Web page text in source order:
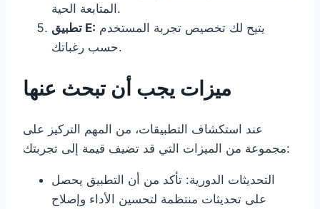
المتابعة الحية.
تطبيق E:
حسب رغباتك.
ميزات يجب أن تبحث عنها
عند استكشاف التطبيقات، من المهم التركيز على
مجموعة من الميزات التي قد تضيف قيمة إلى تجربتك:
التحديثات الدورية: تأكد من أن التطبيق يحصل
على تحديثات منتظمة لتحسين الأداء وإصلاح